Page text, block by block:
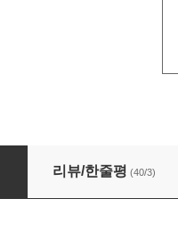
리뷰/한줄평 (40/3)